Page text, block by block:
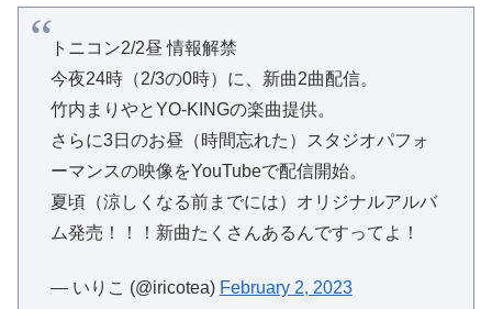
トニコン2/2昼 情報解禁
今夜24時（2/3の0時）に、新曲2曲配信。
竹内まりやとYO-KINGの楽曲提供。
さらに3日のお昼（時間忘れた）スタジオパフォ
ーマンスの映像をYouTubeで配信開始。
夏頃（涼しくなる前までには）オリジナルアルバ
ム発売！！！新曲たくさんあるんですってよ！
— いりこ (@iricotea) February 2, 2023